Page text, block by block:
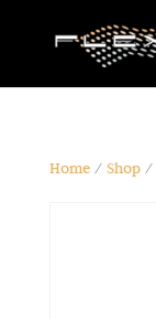
Home/ Shop/